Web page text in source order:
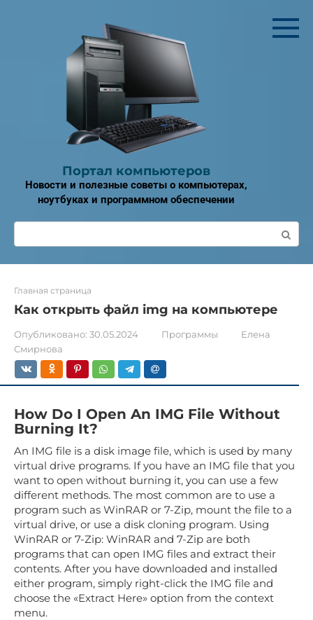
Портал компьютеров
Новости и полезные советы о компьютерах,
ноутбуках и программном обеспечении
Поиск:
Главная страница
Как открыть файл img на компьютере
Опубликовано: 30.05.2024 Программы
Елена
Смирнова
How Do I Open An IMG File Without
Burning It?
An IMG file is a disk image file, which is used by many
virtual drive programs. If you have an IMG file that you
want to open without burning it, you can use a few
different methods. The most common are to use a
program such as WinRAR or 7-Zip, mount the file to a
virtual drive, or use a disk cloning program. Using
WinRAR or 7-Zip: WinRAR and 7-Zip are both
programs that can open IMG files and extract their
contents. After you have downloaded and installed
either program, simply right-click the IMG file and
choose the «Extract Here» option from the context
menu.